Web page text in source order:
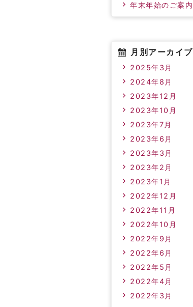
年末年始のご案内
月別アーカイブ
2025年3月
2024年8月
2023年12月
2023年10月
2023年7月
2023年6月
2023年3月
2023年2月
2023年1月
2022年12月
2022年11月
2022年10月
2022年9月
2022年6月
2022年5月
2022年4月
2022年3月